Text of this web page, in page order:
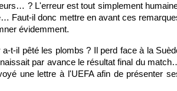
? L'erreur est tout simplement
Faut-il donc mettre en avant ces
évidemment.
t-il pêté les plombs ? Il perd face à la
par avance le résultat final du
une lettre à l'UEFA afin de présenter